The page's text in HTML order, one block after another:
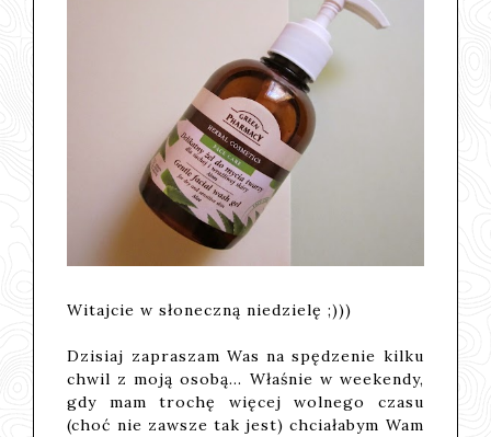
Witajcie w słoneczną niedzielę ;)))
Dzisiaj zapraszam Was na spędzenie kilku
chwil z moją osobą... Właśnie w weekendy,
gdy mam trochę więcej wolnego czasu
(choć nie zawsze tak jest) chciałabym Wam